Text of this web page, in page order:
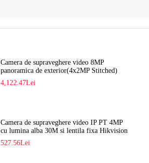
Camera de supraveghere video 8MP
panoramica de exterior(4x2MP Stitched)
Navaio NGC-7482PR
4,122.47Lei
Camera de supraveghere video IP PT 4MP
cu lumina alba 30M si lentila fixa Hikvision
DS-2DE2C400SCG-E F1
527.56Lei